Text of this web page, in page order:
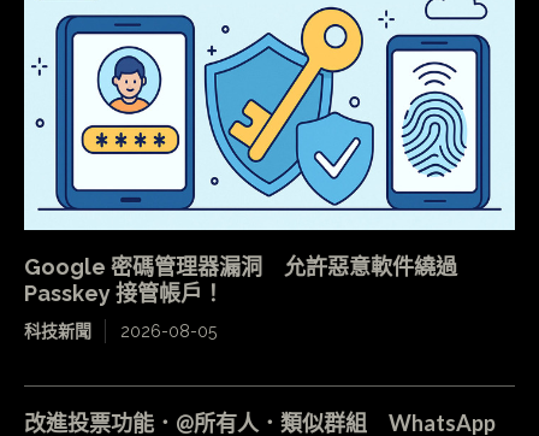
Google 密碼管理器漏洞 允許惡意軟件繞過
Passkey 接管帳戶！
科技新聞 2026-08-05
改進投票功能．@所有人．類似群組 WhatsApp